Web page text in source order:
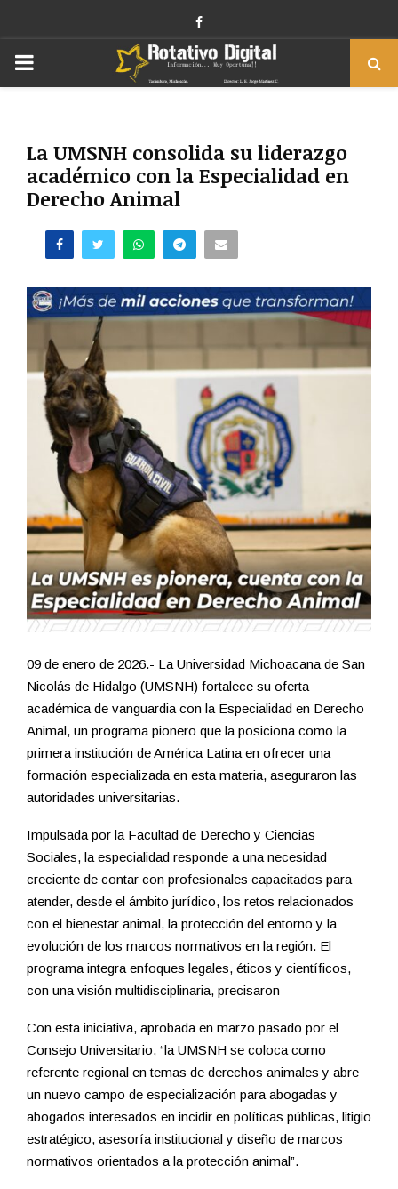
Facebook
PRIMARY
La UMSNH consolida su liderazgo
académico con la Especialidad en
Derecho Animal
09 de enero de 2026.- La Universidad Michoacana de San
Nicolás de Hidalgo (UMSNH) fortalece su oferta
académica de vanguardia con la Especialidad en Derecho
Animal, un programa pionero que la posiciona como la
primera institución de América Latina en ofrecer una
formación especializada en esta materia, aseguraron las
autoridades universitarias.
Impulsada por la Facultad de Derecho y Ciencias
Sociales, la especialidad responde a una necesidad
creciente de contar con profesionales capacitados para
atender, desde el ámbito jurídico, los retos relacionados
con el bienestar animal, la protección del entorno y la
evolución de los marcos normativos en la región. El
programa integra enfoques legales, éticos y científicos,
con una visión multidisciplinaria, precisaron
Con esta iniciativa, aprobada en marzo pasado por el
Consejo Universitario, “la UMSNH se coloca como
referente regional en temas de derechos animales y abre
un nuevo campo de especialización para abogadas y
abogados interesados en incidir en políticas públicas, litigio
estratégico, asesoría institucional y diseño de marcos
normativos orientados a la protección animal”.